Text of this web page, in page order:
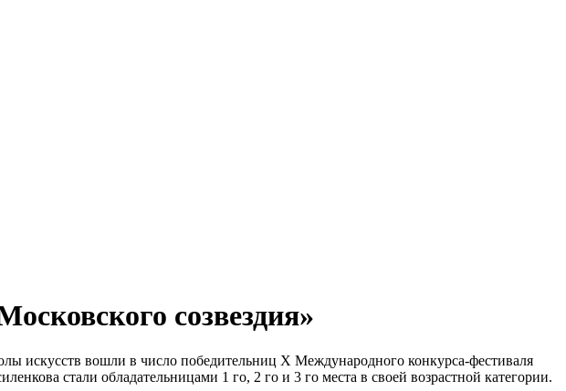
созвездия»
искусств вошли в число победительниц X Международного конкурса-фестиваля
стали обладательницами 1 го, 2 го и 3 го места в своей возрастной категории.